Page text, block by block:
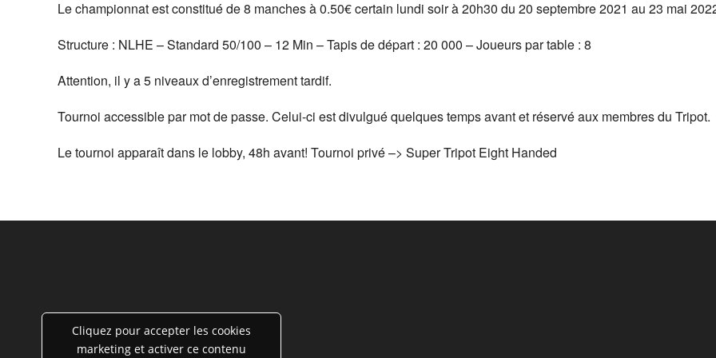
Le championnat est constitué de 8 manches à 0.50€ certain lundi soir à 20h30 du 20 septembre 2021 au 23 mai
Structure : NLHE – Standard 50/100 – 12 Min – Tapis de départ : 20 000 – Joueurs par table : 8
Attention, il y a 5 niveaux d’enregistrement tardif.
Tournoi accessible par mot de passe. Celui-ci est divulgué quelques temps avant et réservé aux membres du Tripot.
Le tournoi apparaît dans le lobby, 48h avant! Tournoi privé –> Super Tripot Eight Handed
Cliquez pour accepter les cookies
marketing et activer ce contenu